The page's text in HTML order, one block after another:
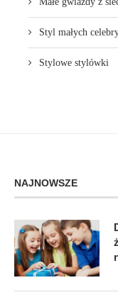
Styl małych
Stylowe stylówki
NAJNOWSZE